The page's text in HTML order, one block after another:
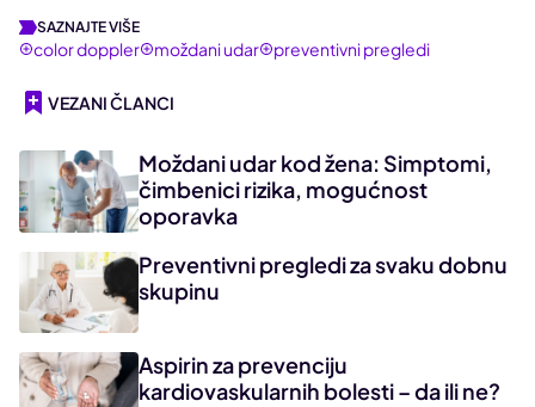
SAZNAJTE VIŠE
color doppler moždani udar preventivni pregledi
VEZANI ČLANCI
Moždani udar kod žena: Simptomi,
čimbenici rizika, mogućnost
oporavka
Preventivni pregledi za svaku dobnu
skupinu
Aspirin za prevenciju
kardiovaskularnih bolesti – da ili ne?